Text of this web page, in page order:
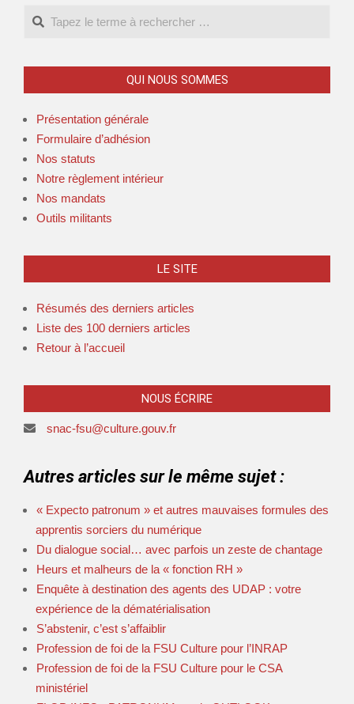
QUI NOUS SOMMES
Présentation générale
Formulaire d’adhésion
Nos statuts
Notre règlement intérieur
Nos mandats
Outils militants
LE SITE
Résumés des derniers articles
Liste des 100 derniers articles
Retour à l’accueil
NOUS ÉCRIRE
snac-fsu@culture.gouv.fr
Autres articles sur le même sujet :
« Expecto patronum » et autres mauvaises formules des
apprentis sorciers du numérique
Du dialogue social… avec parfois un zeste de chantage
Heurs et malheurs de la « fonction RH »
Enquête à destination des agents des UDAP : votre
expérience de la dématérialisation
S’abstenir, c’est s’affaiblir
Profession de foi de la FSU Culture pour l’INRAP
Profession de foi de la FSU Culture pour le CSA
ministériel